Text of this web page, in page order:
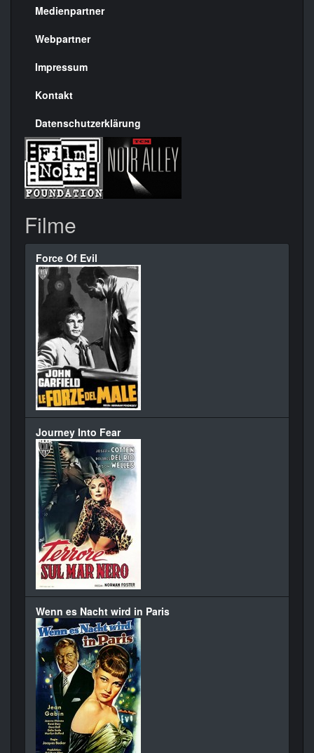
Menülinks
rechte
Seite
Medienpartner
Webpartner
Impressum
Kontakt
Datenschutzerklärung
Filme
Force Of Evil
Journey Into Fear
Wenn es Nacht wird in Paris